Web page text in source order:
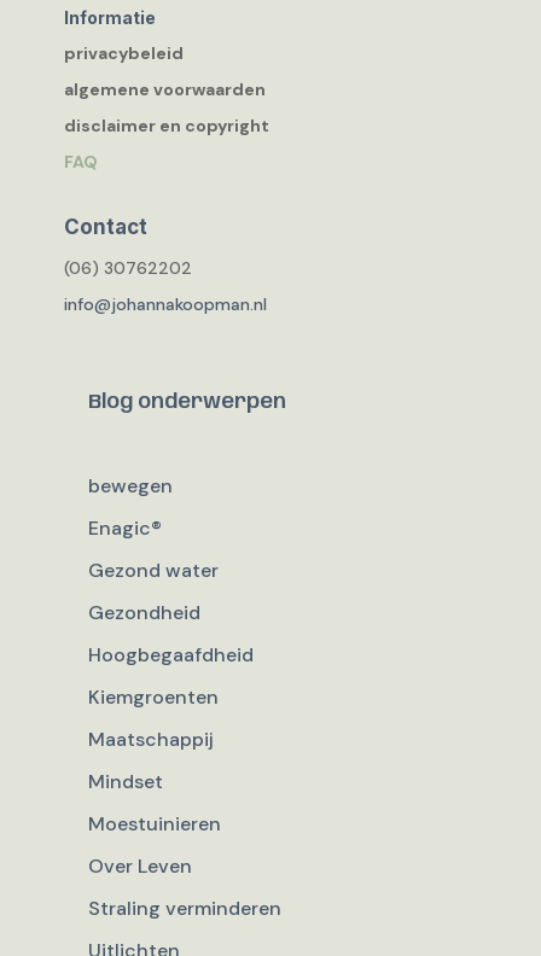
Informatie
privacybeleid
algemene voorwaarden
disclaimer en copyright
FAQ
Contact
(06) 30762202
info@johannakoopman.nl
Blog onderwerpen
bewegen
Enagic®
Gezond water
Gezondheid
Hoogbegaafdheid
Kiemgroenten
Maatschappij
Mindset
Moestuinieren
Over Leven
Straling verminderen
Uitlichten